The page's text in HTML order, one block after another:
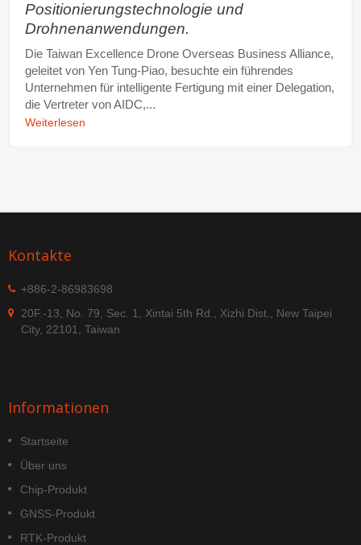
Positionierungstechnologie und
Drohnenanwendungen.
Die Taiwan Excellence Drone Overseas Business Alliance,
geleitet von Yen Tung-Piao, besuchte ein führendes
Unternehmen für intelligente Fertigung mit einer Delegation,
die Vertreter von AIDC,...
Weiterlesen
Kontakte
+886-2-86983698
20F.-13, No. 79, Sec. 1, Xintai 5th Rd., Xizhi Dist., New Taipei
City, 22101, Taiwan
Informationen
Startseite
Über uns
Chip-Produkt
GNSS-Produkt
RTK-Produkt